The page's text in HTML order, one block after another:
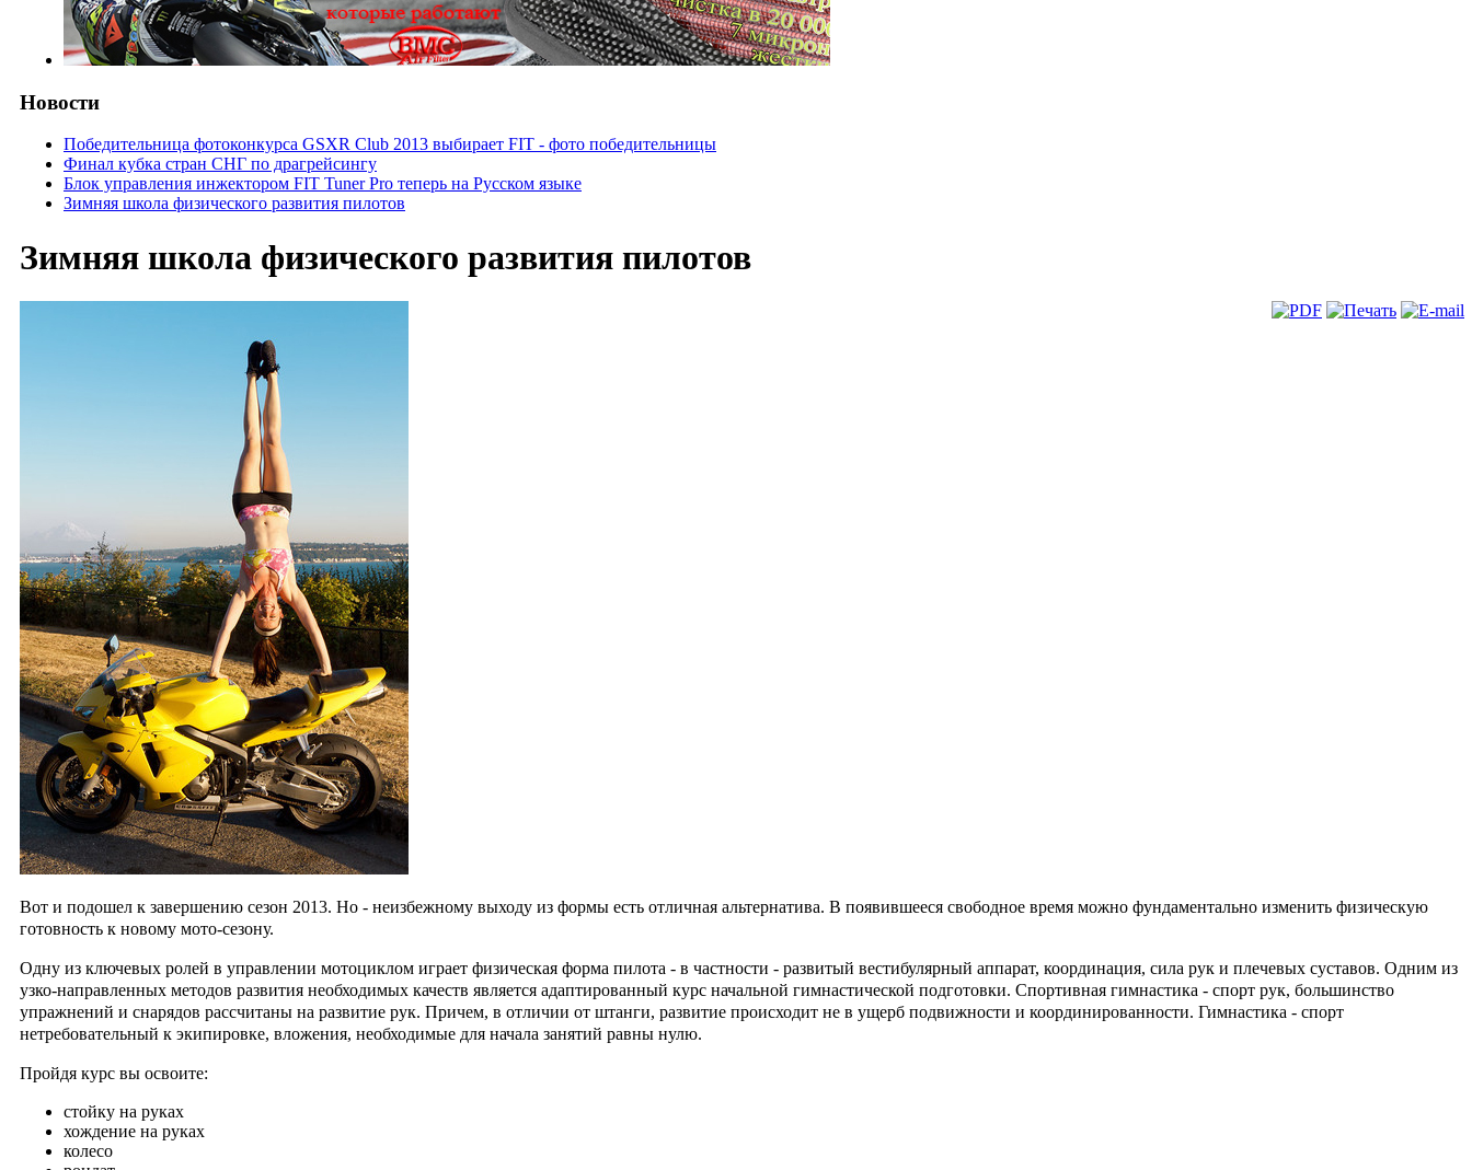
Новости
Победительница фотоконкурса GSXR Club 2013 выбирает FIT - фото победительницы
Финал кубка стран СНГ по драгрейсингу
Блок управления инжектором FIT Tuner Pro теперь на Русском языке
Зимняя школа физического развития пилотов
Зимняя школа физического развития пилотов
Вот и подошел к завершению сезон 2013. Но - неизбежному выходу из формы есть отличная альтернатива. В появившееся свободное время можно фундаментально изменить физическую
готовность к новому мото-сезону.
Одну из ключевых ролей в управлении мотоциклом играет физическая форма пилота - в частности - развитый вестибулярный аппарат, координация, сила рук и плечевых суставов. Одним из
узко-направленных методов развития необходимых качеств является адаптированный курс начальной гимнастической подготовки. Спортивная гимнастика - спорт рук, большинство
упражнений и снарядов рассчитаны на развитие рук. Причем, в отличии от штанги, развитие происходит не в ущерб подвижности и координированности. Гимнастика - спорт
нетребовательный к экипировке, вложения, необходимые для начала занятий равны нулю.
Пройдя курс вы освоите:
стойку на руках
хождение на руках
колесо